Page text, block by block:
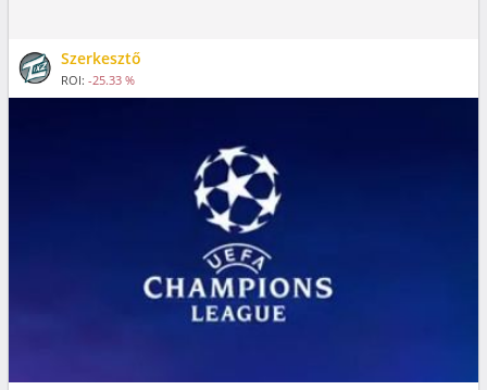
Szerkesztő
ROI: -25.33 %